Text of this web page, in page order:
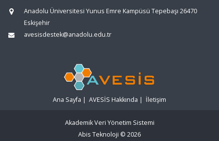
Anadolu Üniversitesi Yunus Emre Kampüsü Tepebaşı 26470
Eskişehir
avesisdestek@anadolu.edu.tr
Ana Sayfa | AVESİS Hakkında | İletişim
Akademik Veri Yönetim Sistemi
Abis Teknoloji © 2026